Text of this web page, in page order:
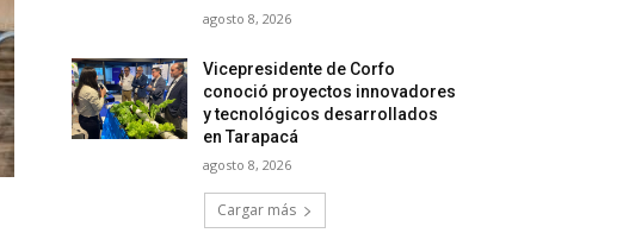
agosto 8, 2026
Vicepresidente de Corfo
conoció proyectos innovadores
y tecnológicos desarrollados
en Tarapacá
agosto 8, 2026
Cargar más